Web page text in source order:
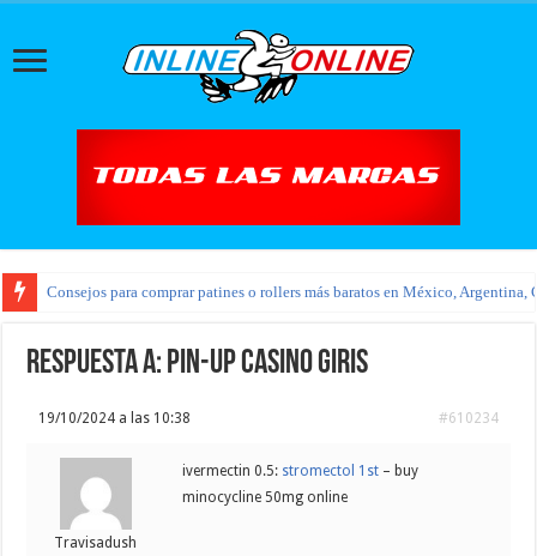
Consejos para comprar patines o rollers más baratos en México, Argentina,
Respuesta a: pin-up casino giris
19/10/2024 a las 10:38 #610234
Travisadush
ivermectin 0.5: stromectol 1st – buy
minocycline 50mg online